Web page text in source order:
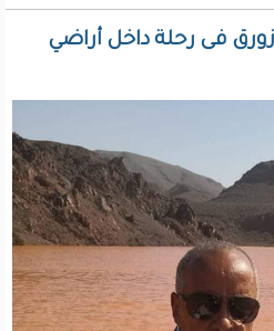
فى رحلة داخل أراضي